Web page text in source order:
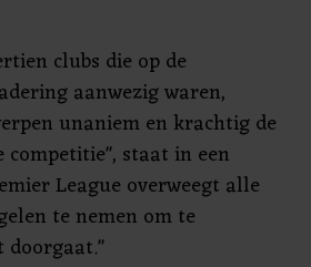
clubs die op de
aanwezig waren,
unaniem en krachtig de
competitie", staat in een
League overweegt alle
te nemen om te